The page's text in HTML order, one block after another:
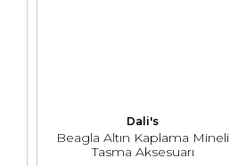
Dali's
Beagla Altın Kaplama Mineli
Tasma Aksesuarı